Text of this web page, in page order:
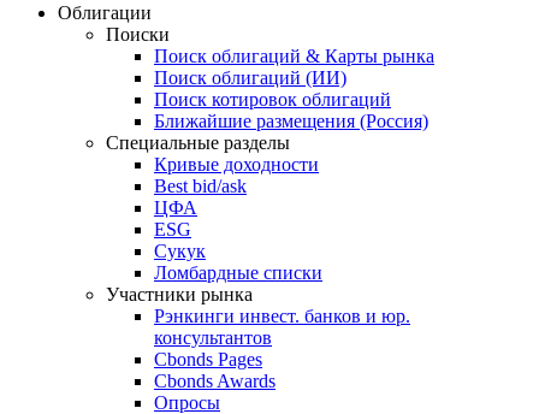
Облигации
Поиски
Поиск облигаций & Карты рынка
Поиск облигаций (ИИ)
Поиск котировок облигаций
Ближайшие размещения (Россия)
Специальные разделы
Кривые доходности
Best bid/ask
ЦФА
ESG
Сукук
Ломбардные списки
Участники рынка
Рэнкинги инвест. банков и юр.
консультантов
Cbonds Pages
Cbonds Awards
Опросы